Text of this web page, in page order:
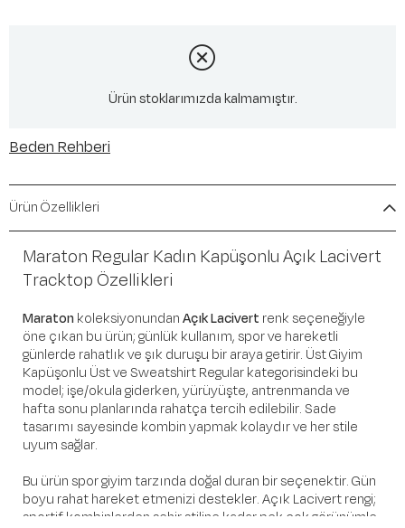
Ürün stoklarımızda kalmamıştır.
Beden Rehberi
Ürün Özellikleri
Maraton Regular Kadın Kapüşonlu Açık Lacivert
Tracktop Özellikleri
Maraton koleksiyonundanAçık Lacivert renk seçeneğiyle
öne çıkan bu ürün; günlük kullanım, spor ve hareketli
günlerde rahatlık ve şık duruşu bir araya getirir. Üst Giyim
Kapüşonlu Üst ve Sweatshirt Regular kategorisindeki bu
model; işe/okula giderken, yürüyüşte, antrenmanda ve
hafta sonu planlarında rahatça tercih edilebilir. Sade
tasarımı sayesinde kombin yapmak kolaydır ve her stile
uyum sağlar.
Bu ürün spor giyim tarzında doğal duran bir seçenektir. Gün
boyu rahat hareket etmenizi destekler. Açık Lacivert rengi;
sportif kombinlerden şehir stiline kadar pek çok görünümle